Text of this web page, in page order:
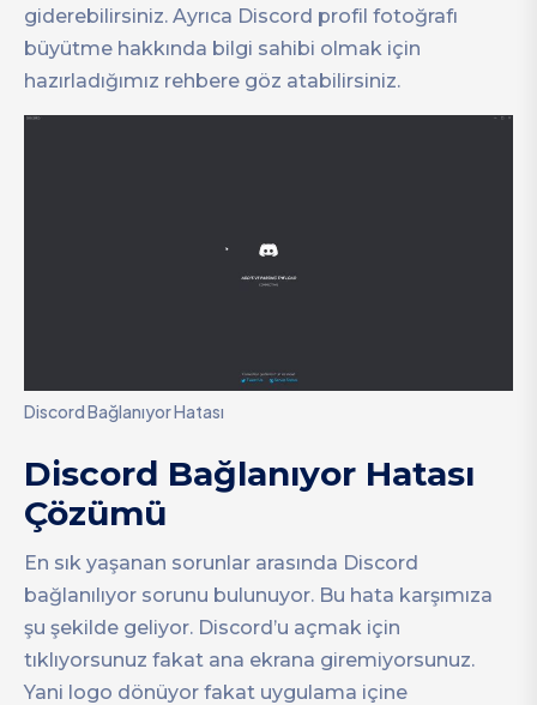
giderebilirsiniz. Ayrıca Discord profil fotoğrafı
büyütme hakkında bilgi sahibi olmak için
hazırladığımız rehbere göz atabilirsiniz.
Discord Bağlanıyor Hatası
Discord Bağlanıyor Hatası
Çözümü
En sık yaşanan sorunlar arasında Discord
bağlanılıyor sorunu bulunuyor. Bu hata karşımıza
şu şekilde geliyor. Discord’u açmak için
tıklıyorsunuz fakat ana ekrana giremiyorsunuz.
Yani logo dönüyor fakat uygulama içine